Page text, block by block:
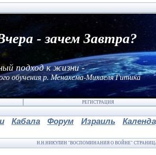
- зачем Завтра?
подход к жизни -
обучения р. Менахема-Михаеля Гитика
РЕГИСТРАЦИЯ
Кабала Форум Израиль
Н.Н.НИКУЛИН "ВОСПОМИНАНИЯ О ВОЙНЕ"